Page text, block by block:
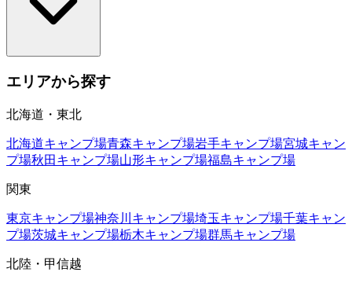
エリアから探す
北海道・東北
北海道キャンプ場青森キャンプ場岩手キャンプ場宮城キャン
プ場秋田 キャンプ場山形キャンプ場福島キャンプ場
関東
東京キャンプ場神奈川 キャンプ場埼玉キャンプ場千葉キャン
プ場茨城キャンプ場栃木キャンプ場群馬キャンプ場
北陸・甲信越